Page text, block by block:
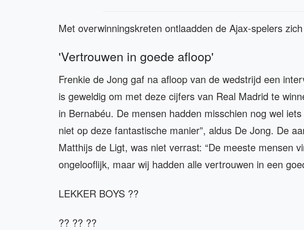
Met overwinningskreten ontlaadden de Ajax-spelers
'Vertrouwen in goede afloop'
Frenkie de Jong gaf na afloop van de wedstrijd een
is geweldig om met deze cijfers van Real Madrid te
in Bernabéu. De mensen hadden misschien nog wel
niet op deze fantastische manier”, aldus De Jong. De
Matthijs de Ligt, was niet verrast: “De meeste mensen
ongelooflijk, maar wij hadden alle vertrouwen in een
LEKKER BOYS ??
?? ?? ??